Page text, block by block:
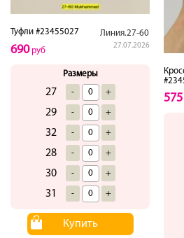
Туфли #23455027 Линия.27-60
27.07.2026
690руб
Размеры
27 - +
29 - +
32 - +
28 - +
30 - +
31 - +
Купить
575